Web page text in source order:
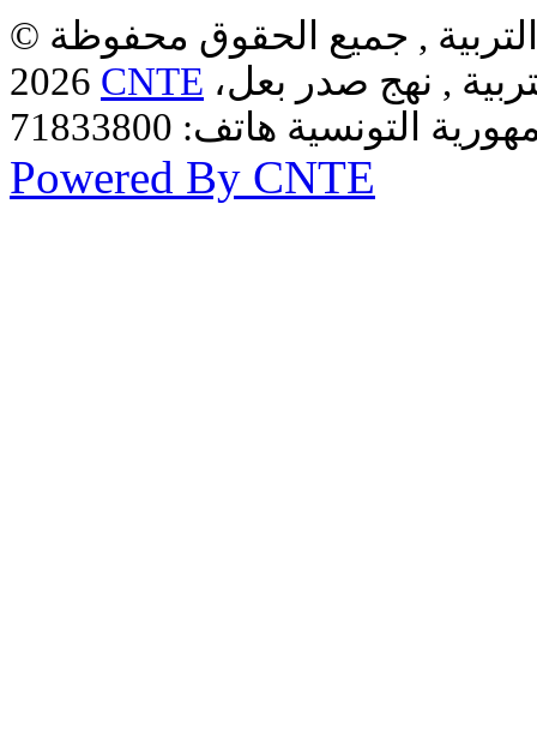
, جميع الحقوق محفوظة ©
CNTE , نهج صدر بعل،
Powered By CNTE